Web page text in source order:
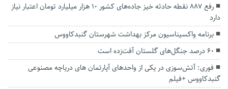
رفع ۸۸۷ نقطه حادثه خیز جاده‌های کشور ۱۰ هزار میلیارد تومان اعتبار نیاز
دارد
برنامه واکسیناسیون مرکز بهداشت شهرستان گنبدکاووس
۶۰ درصد جنگل‌های گلستان آفت‌زده است
فوری: آتش‌سوزی در یکی از واحدهای آپارتمان های دریاچه مصنوعی
گنبدکاووس +فیلم